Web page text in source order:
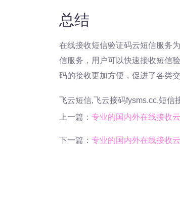
总结
在线接收短信验证码云短信服务
信服务，用户可以快速接收短信
码的接收更加方便，促进了各类
飞云短信,飞云接码fysms.cc,短信
上一篇： 专业的国内外在线接收
下一篇： 专业的国内外在线接收